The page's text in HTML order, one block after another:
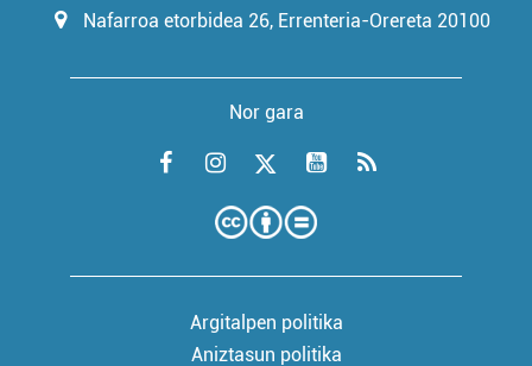
Nafarroa etorbidea 26, Errenteria-Orereta 20100
Nor gara
Argitalpen politika
Aniztasun politika